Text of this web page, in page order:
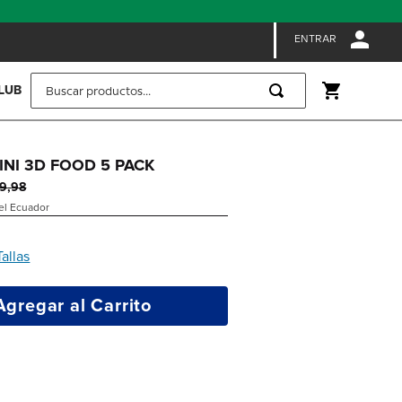
ENTRAR
3D FOOD 5 PACK
,98
Ecuador
al Carrito